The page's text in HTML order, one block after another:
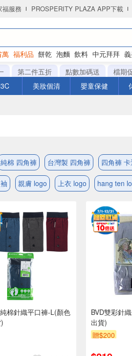
福服務 PROSPERITY PLAZA APP下載
萬 福利品 餅乾 泡麵 飲料 中元拜拜
第二件五折 點數加碼送
檔期
美妝個清 嬰童保健
純棉 四角褲 台灣製 四角褲 四角褲
親膚 logo 上衣 logo hang ten
棉針織平口褲-L(顏色
BVD雙彩針
出貨)
贈$200